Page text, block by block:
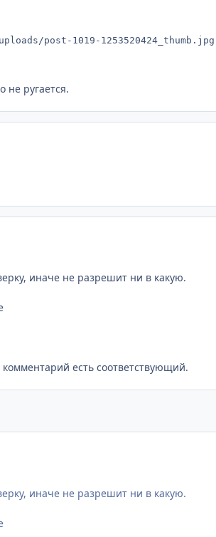
post-1019-1253520424_thumb.jpg]
не ругается.
иначе не разрешит ни в какую.
есть соответствующий.
иначе не разрешит ни в какую.